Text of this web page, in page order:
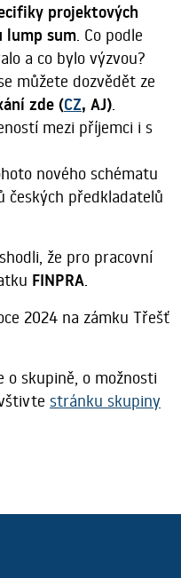
projektových
lump sum. Co podle
a co bylo výzvou?
můžete dozvědět ze
zde (CZ, AJ).
mezi příjemci i s
nového schématu
českých předkladatelů
že pro pracovní
FINPRA.
2024 na zámku Třešť
o skupině, o možnosti
stránku skupiny